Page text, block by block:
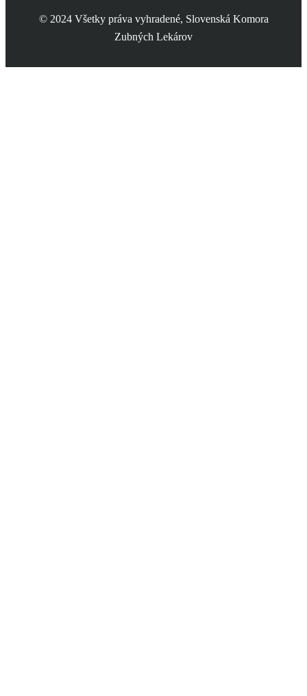
© 2024 Všetky práva vyhradené, Slovenská Komora
Zubných Lekárov